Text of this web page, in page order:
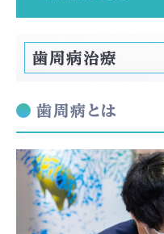
歯周病治療
歯周病とは